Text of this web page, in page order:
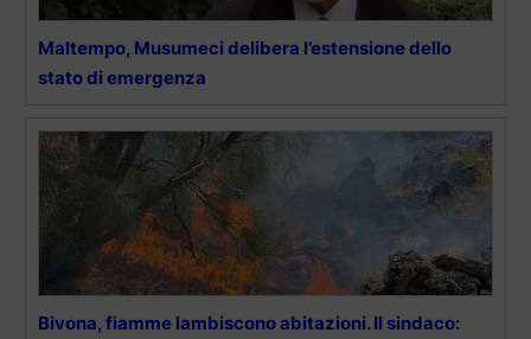
Maltempo, Musumeci delibera l’estensione dello
stato di emergenza
Bivona, fiamme lambiscono abitazioni. Il sindaco: